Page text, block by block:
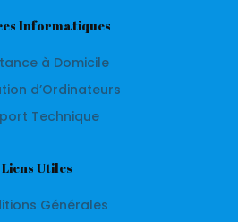
Informatiques
à Domicile
d’Ordinateurs
Technique
Liens Utiles
Générales